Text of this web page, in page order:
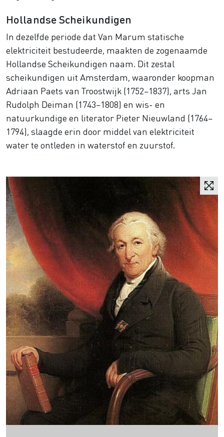
Hollandse Scheikundigen
In dezelfde periode dat Van Marum statische
elektriciteit bestudeerde, maakten de zogenaamde
Hollandse Scheikundigen naam. Dit zestal
scheikundigen uit Amsterdam, waaronder koopman
Adriaan Paets van Troostwijk (1752–1837), arts Jan
Rudolph Deiman (1743–1808) en wis- en
natuurkundige en literator Pieter Nieuwland (1764–
1794), slaagde erin door middel van elektriciteit
water te ontleden in waterstof en zuurstof.